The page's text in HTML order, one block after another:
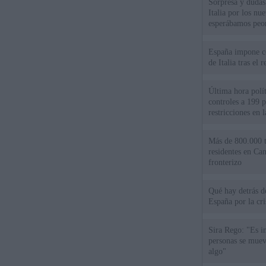
Sorpresa y
Italia por los
esperábamos
España impone
de Italia tras el
Última hora
controles a 199
restricciones en
Más de 800.000
residentes en
fronterizo
Qué hay detrás
España por la
Sira Rego: "Es
personas se
algo"